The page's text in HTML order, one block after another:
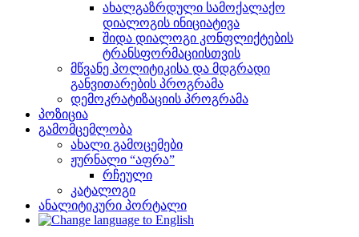
ახალგაზრდული სამოქალაქო
დიალოგის ინიციატივა
შიდა დიალოგი კონფლიქტების
ტრანსფორმაციისთვის
მწვანე პოლიტიკისა და მდგრადი
განვითარების პროგრამა
დემოკრატიზაციის პროგრამა
პოზიცია
გამომცემლობა
ახალი გამოცემები
ჟურნალი “აფრა”
რჩეული
კატალოგი
ანალიტიკური პორტალი